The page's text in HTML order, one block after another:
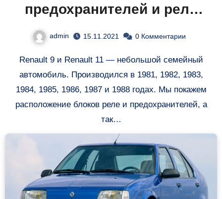
предохранителей и реле
admin 15.11.2021 0 Комментарии
Renault 9 и Renault 11 — небольшой семейный
автомобиль. Производился в 1981, 1982, 1983,
1984, 1985, 1986, 1987 и 1988 годах. Мы покажем
расположение блоков реле и предохранителей, а
так…